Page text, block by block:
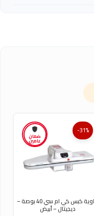
ضمان
عامين
-31%
كاوية كبس كي ام سي 40 بوصة –
ديجيتال – أبيض